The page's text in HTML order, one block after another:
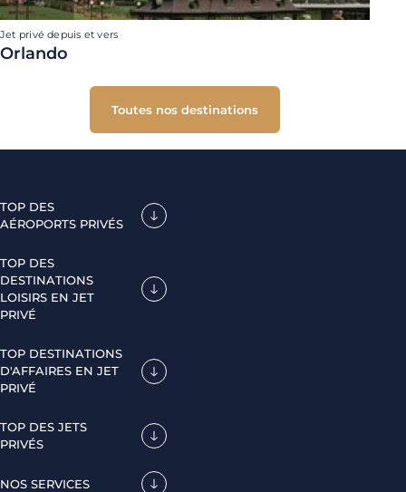
Jet privé depuis et vers
Orlando
Toutes nos destinations
TOP DES
AÉROPORTS PRIVÉS
TOP DES
DESTINATIONS
LOISIRS EN JET
PRIVÉ
TOP DESTINATIONS
D'AFFAIRES EN JET
PRIVÉ
TOP DES JETS
PRIVÉS
NOS SERVICES